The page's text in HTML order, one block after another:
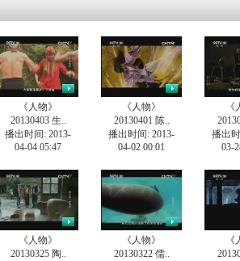
《人物》
20130403 生..
播出时间: 2013-
04-04 05:47
《人物》
20130401 陈..
播出时间: 2013-
04-02 00:01
播出
03-
《人物》
20130325 陶..
《人物》
20130322 儒..